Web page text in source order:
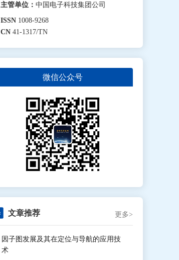
主管单位： 中国电子科技集团公司
ISSN 1008-9268
CN 41-1317/TN
微信公众号
文章推荐 更多>
因子图发展及其在定位与导航的应用技
术